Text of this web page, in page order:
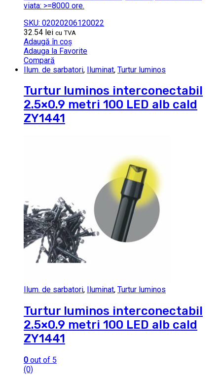
viata: >=8000 ore.
SKU: 02020206120022
32.54 lei cu TVA
Adaugă în coș
Adauga la Favorite
Compară
Ilum. de sarbatori, Iluminat, Turtur luminos
Turtur luminos interconectabil
2.5×0.9 metri 100 LED alb cald
ZY1441
Ilum. de sarbatori, Iluminat, Turtur luminos
Turtur luminos interconectabil
2.5×0.9 metri 100 LED alb cald
ZY1441
0 out of 5
(0)